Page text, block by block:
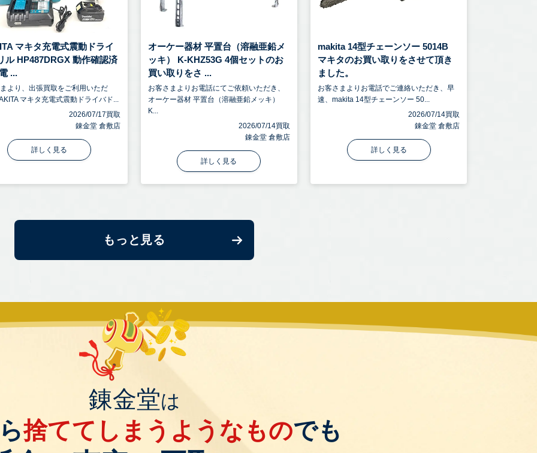
マキタ充電式震動ドライ
ル HP487DRGX 動作確認済
...
より、出張買取をご利用いただ
マキタ充電式震動ドライバド...
2026/07/17買取
錬金堂 倉敷店
詳しく見る
オーケー器材 平置台（溶融亜鉛メ
ッキ） K-KHZ53G 4個セットのお
買い取りをさ ...
お客さまよりお電話にてご依頼いただき、
オーケー器材 平置台（溶融亜鉛メッキ）
K...
2026/07/14買取
錬金堂 倉敷店
詳しく見る
makita 14型チェーンソー 5014B
マキタのお買い取りをさせて頂き
ました。
お客さまよりお電話でご連絡いただき、早
速、makita 14型チェーンソー 50...
2026/07/14買取
錬金堂 倉敷店
詳しく見る
もっと見る
錬金堂は
捨ててしまうようなものでも